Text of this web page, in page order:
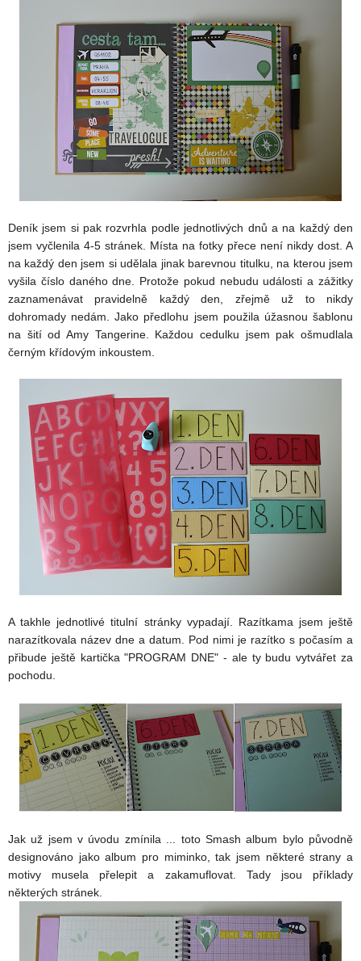
Deník jsem si pak rozvrhla podle jednotlivých dnů a na každý den
jsem vyčlenila 4-5 stránek. Místa na fotky přece není nikdy dost. A
na každý den jsem si udělala jinak barevnou titulku, na kterou jsem
vyšila číslo daného dne. Protože pokud nebudu události a zážitky
zaznamenávat pravidelně každý den, zřejmě už to nikdy
dohromady nedám. Jako předlohu jsem použila úžasnou šablonu
na šití od Amy Tangerine. Každou cedulku jsem pak ošmudlala
černým křídovým inkoustem.
A takhle jednotlivé titulní stránky vypadají. Razítkama jsem ještě
narazítkovala název dne a datum. Pod nimi je razítko s počasím a
přibude ještě kartička "PROGRAM DNE" - ale ty budu vytvářet za
pochodu.
Jak už jsem v úvodu zmínila ... toto Smash album bylo původně
designováno jako album pro miminko, tak jsem některé strany a
motivy musela přelepit a zakamuflovat. Tady jsou příklady
některých stránek.